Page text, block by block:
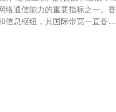
络通信能力的重要指标之一。香
信息枢纽，其国际带宽一直备受